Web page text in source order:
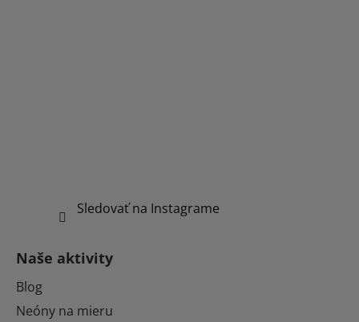
Sledovať na Instagrame
Naše aktivity
Blog
Neóny na mieru